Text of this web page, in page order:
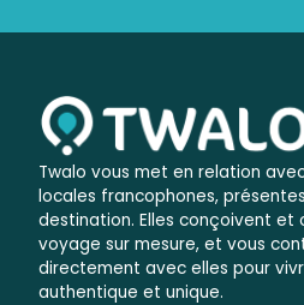
Twalo vous met en relation
locales francophones,
destination. Elles conçoivent et
voyage sur mesure, et vous
directement avec elles pour
authentique et unique.